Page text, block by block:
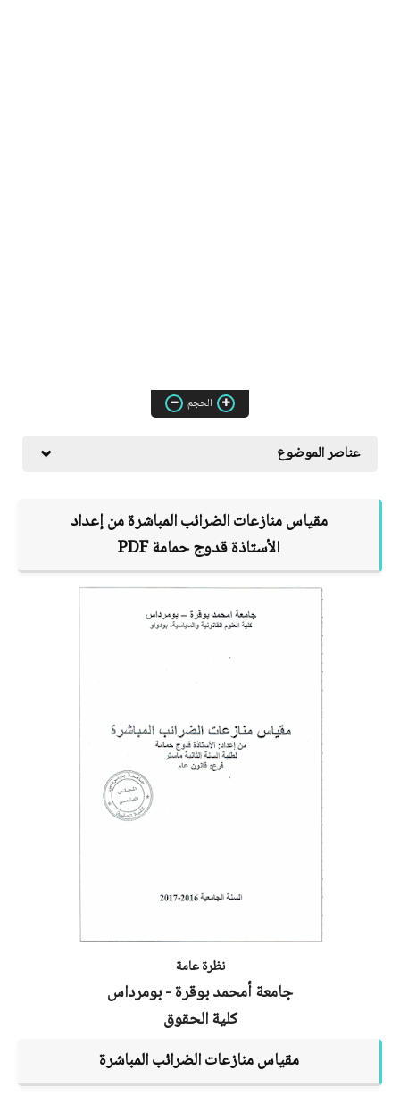
الحجم
عناصر الموضوع
مقياس منازعات الضرائب المباشرة من إعداد
الأستاذةقدوج حمامةPDF
نظرة عامة
جامعة أمحمد بوقرة - بومرداس
كلية الحقوق
مقياس منازعات الضرائب المباشرة